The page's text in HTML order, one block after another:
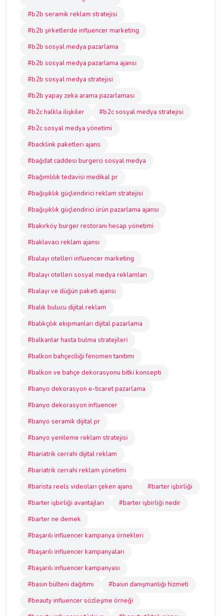
#b2b seramik reklam stratejisi
#b2b şirketlerde influencer marketing
#b2b sosyal medya pazarlama
#b2b sosyal medya pazarlama ajansı
#b2b sosyal medya stratejisi
#b2b yapay zeka arama pazarlaması
#b2c halkla ilişkiler
#b2c sosyal medya stratejisi
#b2c sosyal medya yönetimi
#backlink paketleri ajans
#bağdat caddesi burgerci sosyal medya
#bağımlılık tedavisi medikal pr
#bağışıklık güçlendirici reklam stratejisi
#bağışıklık güçlendirici ürün pazarlama ajansı
#bakırköy burger restoranı hesap yönetimi
#baklavacı reklam ajansı
#balayı otelleri influencer marketing
#balayı otelleri sosyal medya reklamları
#balayı ve düğün paketi ajansı
#balık bulucu dijital reklam
#balıkçılık ekipmanları dijital pazarlama
#balkanlar hasta bulma stratejileri
#balkon bahçeciliği fenomen tanıtımı
#balkon ve bahçe dekorasyonu bitki konsepti
#banyo dekorasyon e-ticaret pazarlama
#banyo dekorasyon influencer
#banyo seramik dijital pr
#banyo yenileme reklam stratejisi
#bariatrik cerrahi dijital reklam
#bariatrik cerrahi reklam yönetimi
#barista reels videoları çeken ajans
#barter işbirliği
#barter işbirliği avantajları
#barter işbirliği nedir
#barter ne demek
#başarılı influencer kampanya örnekleri
#başarılı influencer kampanyaları
#başarılı influencer kampanyası
#basın bülteni dağıtımı
#basın danışmanlığı hizmeti
#beauty influencer sözleşme örneği